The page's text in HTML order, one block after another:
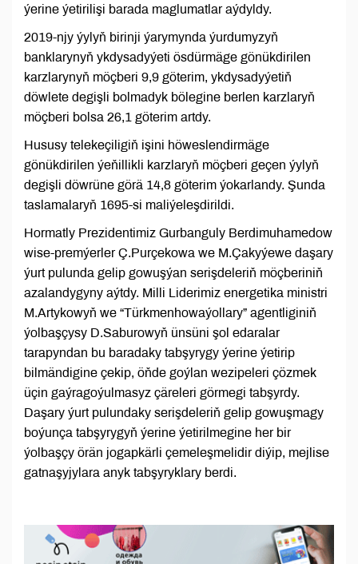
ýerine ýetirilişi barada maglumatlar aýdyldy.
2019-njy ýylyň birinji ýarymynda ýurdumyzyň
banklarynyň ykdysadyýeti ösdürmäge gönükdirilen
karzlarynyň möçberi 9,9 göterim, ykdysadyýetiň
döwlete degişli bolmadyk bölegine berlen karzlaryň
möçberi bolsa 26,1 göterim artdy.
Hususy telekeçiligiň işini höweslendirmäge
gönükdirilen ýeňillikli karzlaryň möçberi geçen ýylyň
degişli döwrüne görä 14,8 göterim ýokarlandy. Şunda
taslamalaryň 1695-si maliýeleşdirildi.
Hormatly Prezidentimiz Gurbanguly Berdimuhamedow
wise-premýerler Ç.Purçekowa we M.Çakyýewe daşary
ýurt pulunda gelip gowuşýan serişdeleriň möçberiniň
azalandygyny aýtdy. Milli Liderimiz energetika ministri
M.Artykowyň we “Türkmenhowaýollary” agentliginiň
ýolbaşçysy D.Saburowyň ünsüni şol edaralar
tarapyndan bu baradaky tabşyrygy ýerine ýetirip
bilmändigine çekip, öňde goýlan wezipeleri çözmek
üçin gaýragoýulmasyz çäreleri görmegi tabşyrdy.
Daşary ýurt pulundaky serişdeleriň gelip gowuşmagy
boýunça tabşyrygyň ýerine ýetirilmegine her bir
ýolbaşçy örän jogapkärli çemeleşmelidir diýip, mejlise
gatnaşyjylara anyk tabşyryklary berdi.